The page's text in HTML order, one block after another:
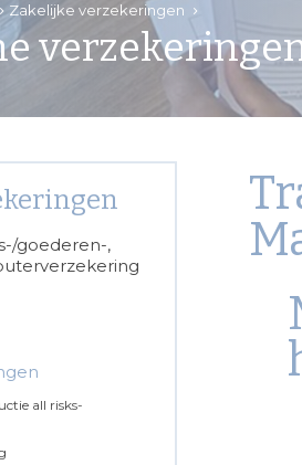
Zakelijke verzekeringen
goederen-,
all risks-